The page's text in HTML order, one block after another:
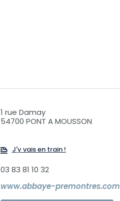
1 rue Damay
54700 PONT A MOUSSON
J'y vais en train !
03 83 81 10 32
www.abbaye-premontres.com